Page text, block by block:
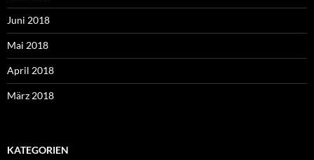
Juni 2018
Mai 2018
April 2018
März 2018
KATEGORIEN